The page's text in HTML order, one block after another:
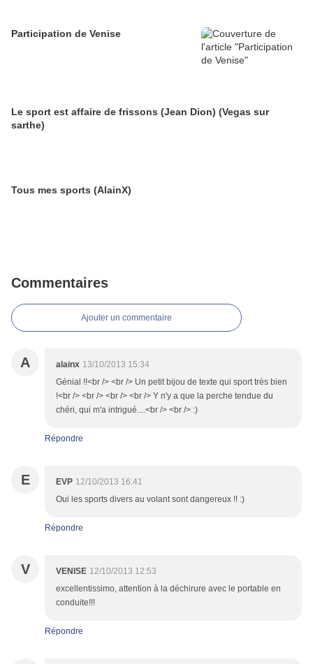
Participation de Venise
Le sport est affaire de frissons (Jean Dion) (Vegas sur
sarthe)
Tous mes sports (AlainX)
Commentaires
Ajouter un commentaire
A alainx 13/10/2013 15:34
Génial !!<br /> <br /> Un petit bijou de texte qui sport très bien
!<br /> <br /> <br /> <br /> Y n'y a que la perche tendue du
chéri, qui m'a intrigué....<br /> <br /> :)
Répondre
E EVP 12/10/2013 16:41
Oui les sports divers au volant sont dangereux !! :)
Répondre
V VENISE 12/10/2013 12:53
excellentissimo, attention à la déchirure avec le portable en
conduite!!!
Répondre